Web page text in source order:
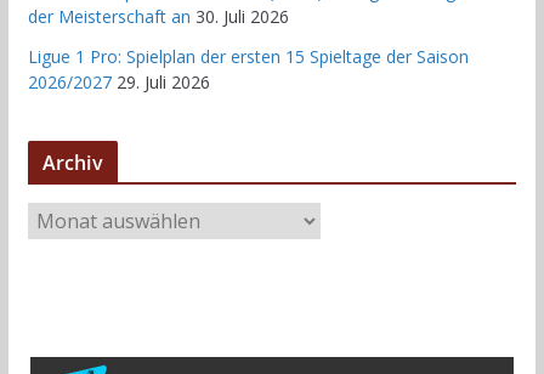
der Meisterschaft an 30. Juli 2026
Ligue 1 Pro: Spielplan der ersten 15 Spieltage der Saison
2026/2027 29. Juli 2026
Archiv
r